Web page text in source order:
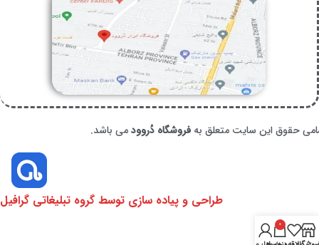
حقوق این سایت متعلق به فروشگاه دُروودمی باشد.
طراحی و پیاده سازی توسط گروه تبلیغاتی گرافیل
0